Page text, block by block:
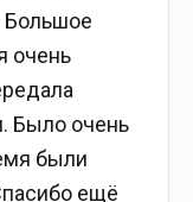
Большое
очень
Было очень
были
ещё